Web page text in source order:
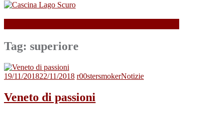
Tag: superiore
19/11/201822/11/2018 r00stersmokerNotizie
Veneto di passioni